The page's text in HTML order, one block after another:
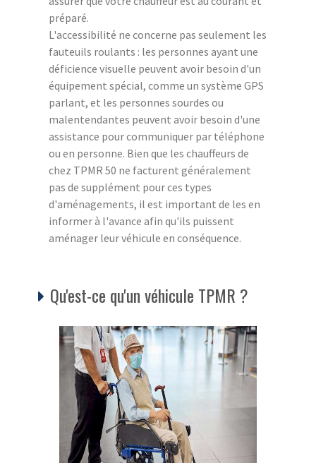
préparé.
L'accessibilité ne concerne pas seulement les
fauteuils roulants : les personnes ayant une
déficience visuelle peuvent avoir besoin d'un
équipement spécial, comme un système GPS
parlant, et les personnes sourdes ou
malentendantes peuvent avoir besoin d'une
assistance pour communiquer par téléphone
ou en personne. Bien que les chauffeurs de
chez TPMR 50 ne facturent généralement
pas de supplément pour ces types
d'aménagements, il est important de les en
informer à l'avance afin qu'ils puissent
aménager leur véhicule en conséquence.
Qu'est-ce qu'un véhicule TPMR ?